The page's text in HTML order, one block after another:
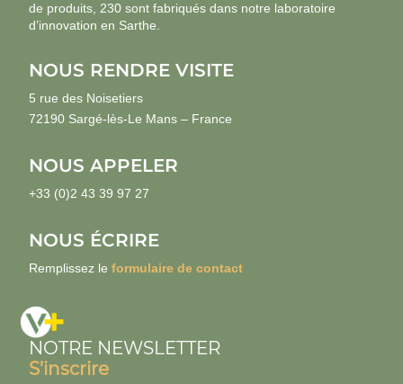
de produits, 230 sont fabriqués dans notre laboratoire
d’innovation en Sarthe.
NOUS RENDRE VISITE
5 rue des Noisetiers
72190 Sargé-lès-Le Mans – France
NOUS APPELER
+33 (0)2 43 39 97 27
NOUS ÉCRIRE
Remplissez leformulaire de contact
NOTRE NEWSLETTER
S’inscrire